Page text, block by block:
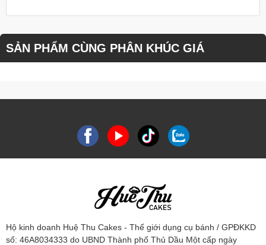
SẢN PHẨM CÙNG PHÂN KHÚC GIÁ
Hộ kinh doanh Huệ Thu Cakes - Thế giới dụng cụ bánh / GPĐKKD
số: 46A8034333 do UBND Thành phố Thủ Dầu Một cấp ngày